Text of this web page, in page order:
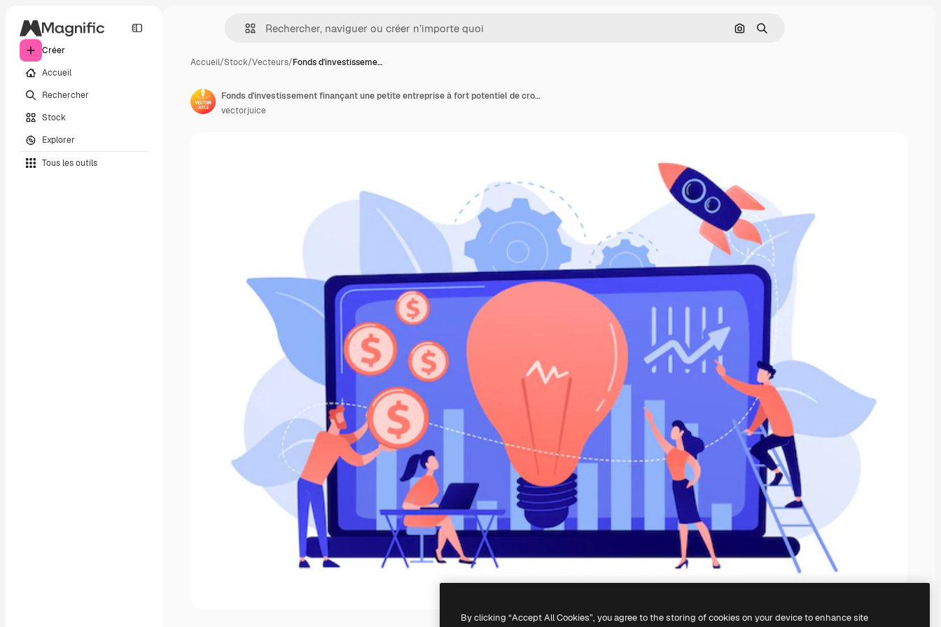
Créer
Accueil
Rechercher
Stock
Explorer
Tous les outils
Rechercher par image
Rechercher
Accueil/Stock/Vecteurs/Fonds d'investisseme…
Fonds d'investissement finançant une petite entreprise à fort potentiel de croissance. Capital-risque, investissement en capital-risque, financement en capital-risque, concept de business angel
vectorjuice
By clicking “Accept All Cookies”, you agree to the storing of cookies on your device to enhance site